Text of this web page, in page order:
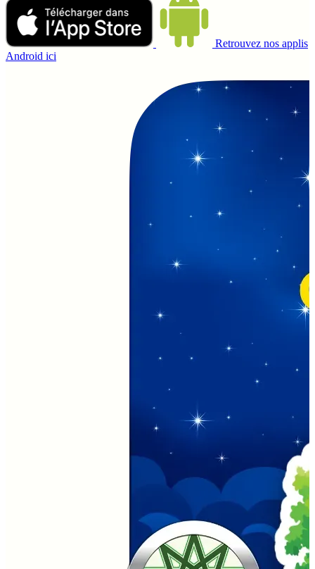
Retrouvez nos applis
Android ici